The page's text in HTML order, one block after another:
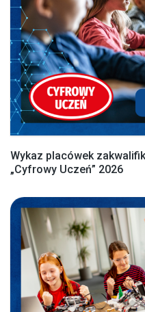
Wykaz placówek
„Cyfrowy Uczeń” 2026